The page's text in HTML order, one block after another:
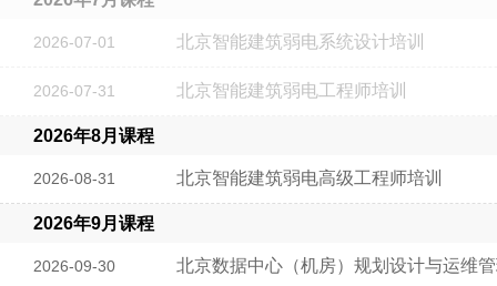
2026-07-01 北京智能建筑弱电系统设计培训
2026-07-31 北京智能建筑弱电工程师培训
2026年8月课程
2026-08-31 北京智能建筑弱电高级工程师培训
2026年9月课程
2026-09-30 北京数据中心（机房）规划设计与运维